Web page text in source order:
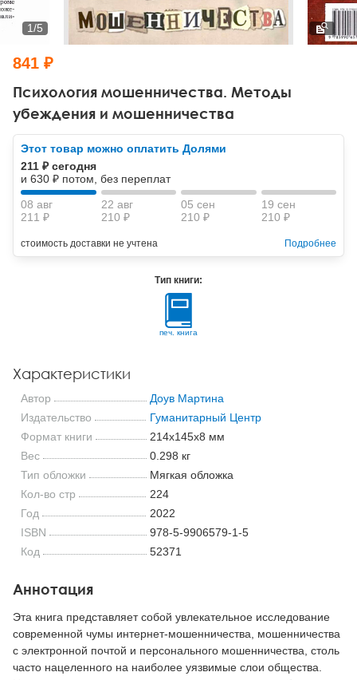
Тревожные расстройства, панические атаки
Психодрама
Другие направления психотерапии
Классический, эриксоновский гипноз и НЛП
НЛП
Психология труда и эргономика
Социальная психология
Социальная и организационная психология
Классический и юнгианский психоанализ
Психология мошенничества. Методы
убеждения и мошенничества
1/5
841 ₽
Этот товар можно оплатить Долями
211 ₽ сегодня
и 630 ₽ потом, без переплат
08 авг
211 ₽
22 авг
210 ₽
05 сен
210 ₽
19 сен
210 ₽
стоимость доставки не учтена Подробнее
Тип книги:
печ. книга
Характеристики
Автор
Доув Мартина
Издательство
Гуманитарный Центр
Формат книги
214x145x8 мм
Вес
0.298 кг
Тип обложки
Мягкая обложка
Кол-во стр
224
Год
2022
ISBN
978-5-9906579-1-5
Код
52371
Аннотация
Эта книга представляет собой увлекательное исследование
современной чумы интернет-мошенничества, мошенничества
с электронной почтой и персонального мошенничества, столь
часто нацеленного на наиболее уязвимые слои общества.